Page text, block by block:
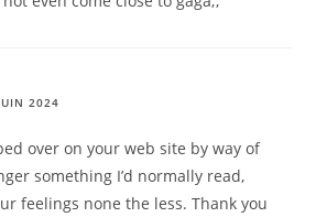
2024
over on your web site by way of
something I’d normally read,
feelings none the less. Thank you